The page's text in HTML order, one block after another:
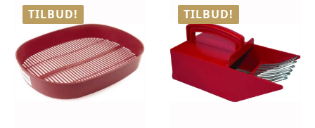
TILBUD! TILBUD!